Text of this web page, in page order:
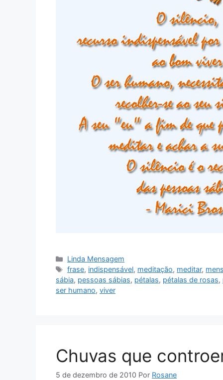
Categorias
Linda Mensagem
Tags
frase, indispensável, meditação, meditar,
sábia, pessoas sábias, pétalas, pétalas de rosas,
ser humano, viver
Chuvas que
5 de dezembro de 2010 Por Rosane